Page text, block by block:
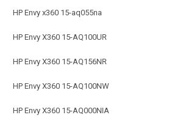
HP Envy x360 15-aq055na
HP Envy X360 15-AQ100UR
HP Envy X360 15-AQ156NR
HP Envy X360 15-AQ100NW
HP Envy X360 15-AQ000NIA